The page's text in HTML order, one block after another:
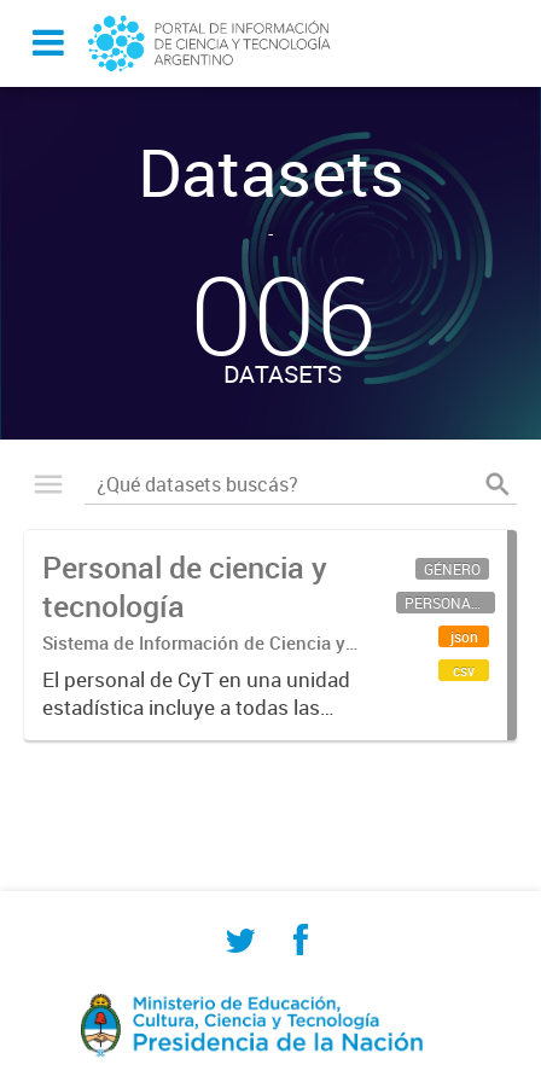
Datasets
-
006
DATASETS
Personal de ciencia y
tecnología
Sistema de Información de Ciencia y
Tecnología Argentino (SICYTAR)
El personal de CyT en una unidad
estadística incluye a todas las
personas involucradas
GÉNERO
PERSONAL CIENTÍFICO-TECNOLÓGICO
json
csv